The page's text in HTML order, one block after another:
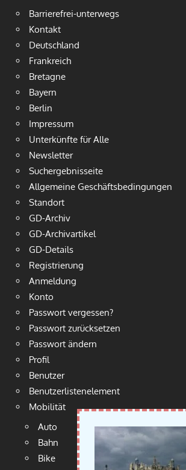
Barrierefrei-unterwegs
Kontakt
Deutschland
Frankreich
Bretagne
Bayern
Berlin
Impressum
Unterkünfte für Alle
Newsletter
Suchergebnisseite
Allgemeine Geschäftsbedingungen
Standort
GD-Archiv
GD-Archivartikel
GD-Details
Registrierung
Anmeldung
Konto
Passwort vergessen?
Passwort zurücksetzen
Passwort ändern
Profil
Benutzer
Benutzerlistenelement
Mobilität
Auto
Bahn
Bike